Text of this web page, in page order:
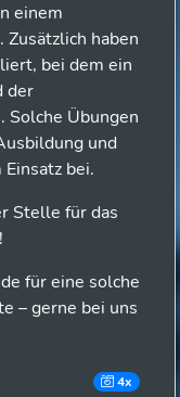
einem
Zusätzlich haben
bei dem ein
der
Solche Übungen
und
bei.
Stelle für das
für eine solche
– gerne bei uns
4x